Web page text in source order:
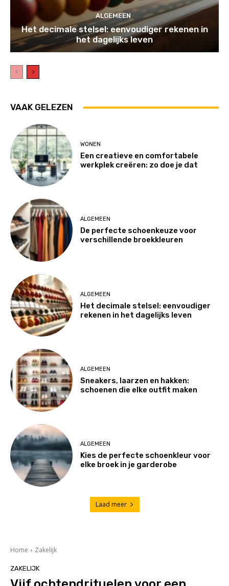
ALGEMEEN
Het decimale stelsel: eenvoudiger rekenen in
het dagelijks leven
VAAK GELEZEN
WONEN
Een creatieve en comfortabele
werkplek creëren: zo doe je dat
ALGEMEEN
De perfecte schoenkeuze voor
verschillende broekkleuren
ALGEMEEN
Het decimale stelsel: eenvoudiger
rekenen in het dagelijks leven
ALGEMEEN
Sneakers, laarzen en hakken:
schoenen die elke outfit maken
ALGEMEEN
Kies de perfecte schoenkleur voor
elke broek in je garderobe
Laad meer